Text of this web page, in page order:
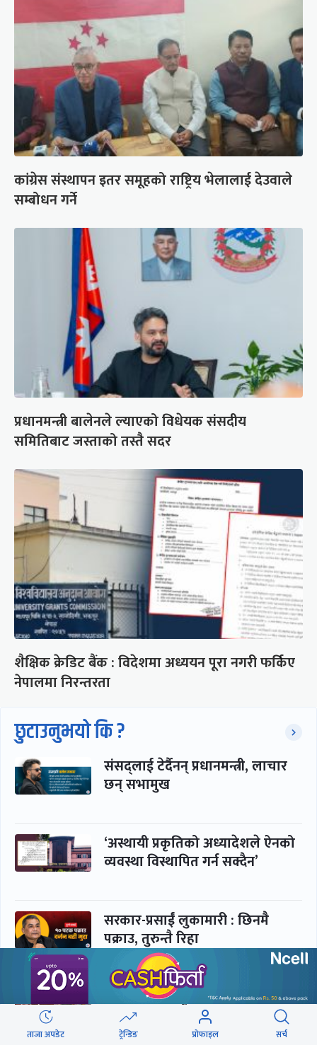
कांग्रेस संस्थापन इतर समूहको राष्ट्रिय भेलालाई देउवाले
सम्बोधन गर्ने
प्रधानमन्त्री बालेनले ल्याएको विधेयक संसदीय
समितिबाट जस्ताको तस्तै सदर
शैक्षिक क्रेडिट बैंक : विदेशमा अध्ययन पूरा नगरी फर्किए
नेपालमा निरन्तरता
छुटाउनुभयो कि ?
संसद्लाई टेर्दैनन् प्रधानमन्त्री, लाचार
छन् सभामुख
‘अस्थायी प्रकृतिको अध्यादेशले ऐनको
व्यवस्था विस्थापित गर्न सक्दैन’
सरकार-प्रसाईं लुकामारी : छिनमै
पक्राउ, तुरुन्तै रिहा
‘कामचलाउ’ नेतृत्वले थलियो स्वास्थ्य
क्षेत्र
ताजा अपडेट ट्रेन्डिङ प्रोफाइल सर्च